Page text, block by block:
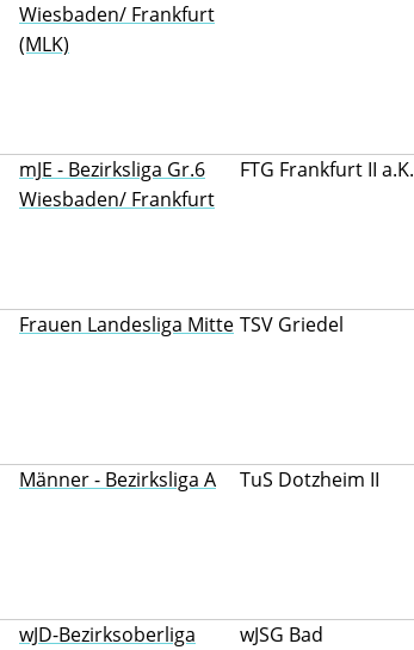
Wiesbaden/ Frankfurt
(MLK)
mJE - Bezirksliga Gr.6
Wiesbaden/ Frankfurt
FTG Frankfurt II a.K.
Frauen Landesliga Mitte TSV Griedel
Männer - Bezirksliga A TuS Dotzheim II
wJD-Bezirksoberliga
wJSG Bad